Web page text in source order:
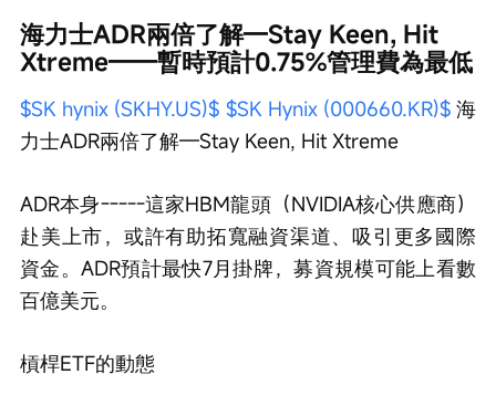
海力士ADR兩倍了解—Stay Keen, Hit
Xtreme——暫時預計0.75%管理費為最低
$SK hynix (SKHY.US)$ $SK Hynix (000660.KR)$ 海
力士ADR兩倍了解—Stay Keen, Hit Xtreme
ADR本身-----這家HBM龍頭（NVIDIA核心供應商）
赴美上市，或許有助拓寬融資渠道、吸引更多國際
資金。ADR預計最快7月掛牌，募資規模可能上看數
百億美元。
槓桿ETF的動態